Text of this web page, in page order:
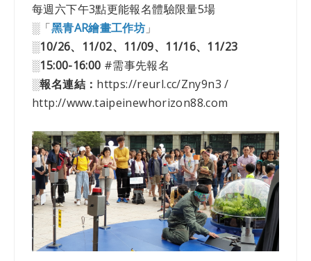
每週六下午3點更能報名體驗限量5場
░「黑青AR繪畫工作坊 」
░10/26、11/02、11/09、11/16、11/23
░15:00-16:00 #需事先報名
░報名連結： https://reurl.cc/Zny9n3 /
http://www.taipeinewhorizon88.com